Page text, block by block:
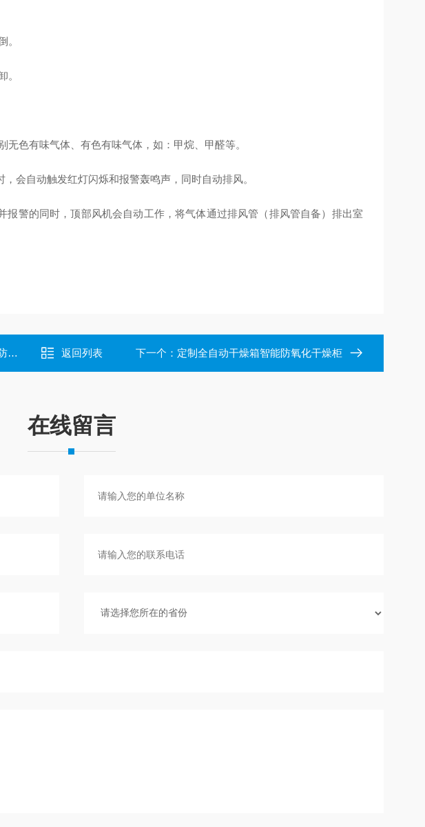
。
。
色有味气体、有色有味气体，如：甲烷、甲醛等。
会自动触发红灯闪烁和报警轰鸣声，同时自动排风。
报警的同时，顶部风机会自动工作，将气体通过排风管（排风管自备）排出室
返回列表 下一个： 定制全自动干燥箱智能防氧化干燥柜
在线留言